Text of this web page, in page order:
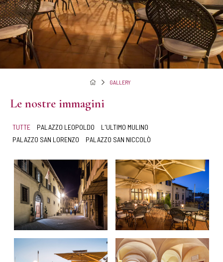
GALLERY
Le nostre immagini
TUTTE PALAZZO LEOPOLDO
L'ULTIMO MULINO
PALAZZO SAN LORENZO
PALAZZO SAN NICCOLÒ